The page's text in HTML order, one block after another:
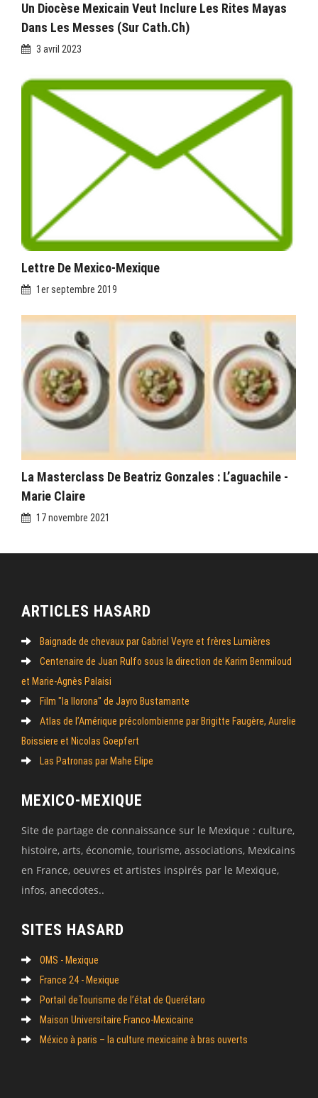
Un Diocèse Mexicain Veut Inclure Les Rites Mayas
Dans Les Messes (sur Cath.ch)
3 avril 2023
Lettre De Mexico-Mexique
1er septembre 2019
La Masterclass De Beatriz Gonzales : L’aguachile -
Marie Claire
17 novembre 2021
ARTICLES HASARD
Baignade de chevaux par Gabriel Veyre et frères Lumières
Centenaire de Juan Rulfo sous la direction de Karim Benmiloud
et Marie-Agnès Palaisi
Film "la llorona" de Jayro Bustamante
Atlas de l’Amérique précolombienne par Brigitte Faugère, Aurelie
Boissiere et Nicolas Goepfert
Las Patronas par Mahe Elipe
MEXICO-MEXIQUE
Site de partage de connaissance sur le Mexique : culture,
histoire, arts, économie, tourisme, associations, Mexicains
en France, oeuvres et artistes inspirés par le Mexique,
infos, anecdotes..
SITES HASARD
OMS - Mexique
France 24 - Mexique
Portail deTourisme de l’état de Querétaro
Maison Universitaire Franco-Mexicaine
México à paris – la culture mexicaine à bras ouverts